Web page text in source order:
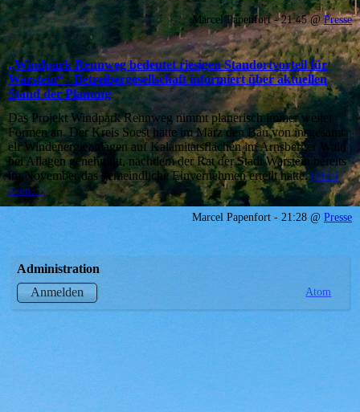
Marcel Papenfort - 21:45 @Presse
„Windpark Rennweg bedeutet riesigen Standortvorteil für
Warstein“ - Betreibergesellschaft informiert über aktuellen
Stand der Planung
Das Projekt Windpark Rennweg nimmt planerisch immer weiter
Formen an. Der Kreis Soest hatte im März den Bau von insgesamt
elf Windenergieanlagen auf Kalamitätsflächen im Arnsberger Wald
bei Allagen genehmigt, nachdem der Rat der Stadt Warstein bereits
im November das gemeindliche Einvernehmen erteilt hatte.[Mehr
lesen…]
Marcel Papenfort - 21:28 @ Presse
Administration
Anmelden
Atom